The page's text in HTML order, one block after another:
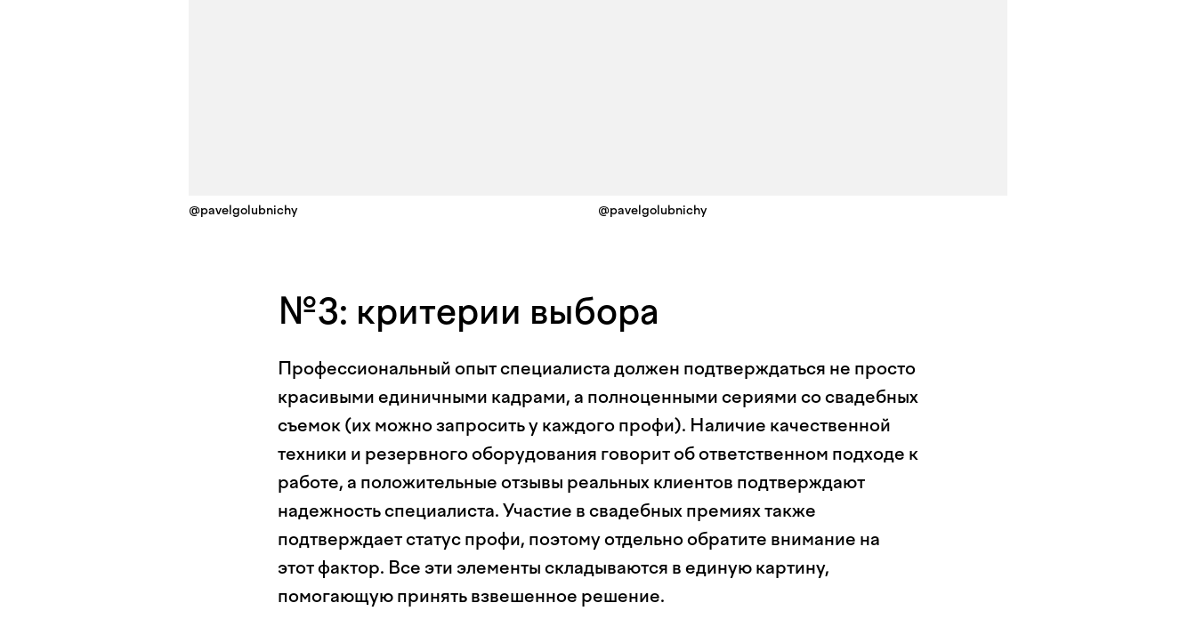
@pavelgolubnichy @pavelgolubnichy
№3: критерии выбора
Профессиональный опыт специалиста должен подтверждаться не просто
красивыми единичными кадрами, а полноценными сериями со свадебных
съемок (их можно запросить у каждого профи). Наличие качественной
техники и резервного оборудования говорит об ответственном подходе к
работе, а положительные отзывы реальных клиентов подтверждают
надежность специалиста. Участие в свадебных премиях также
подтверждает статус профи, поэтому отдельно обратите внимание на
этот фактор. Все эти элементы складываются в единую картину,
помогающую принять взвешенное решение.